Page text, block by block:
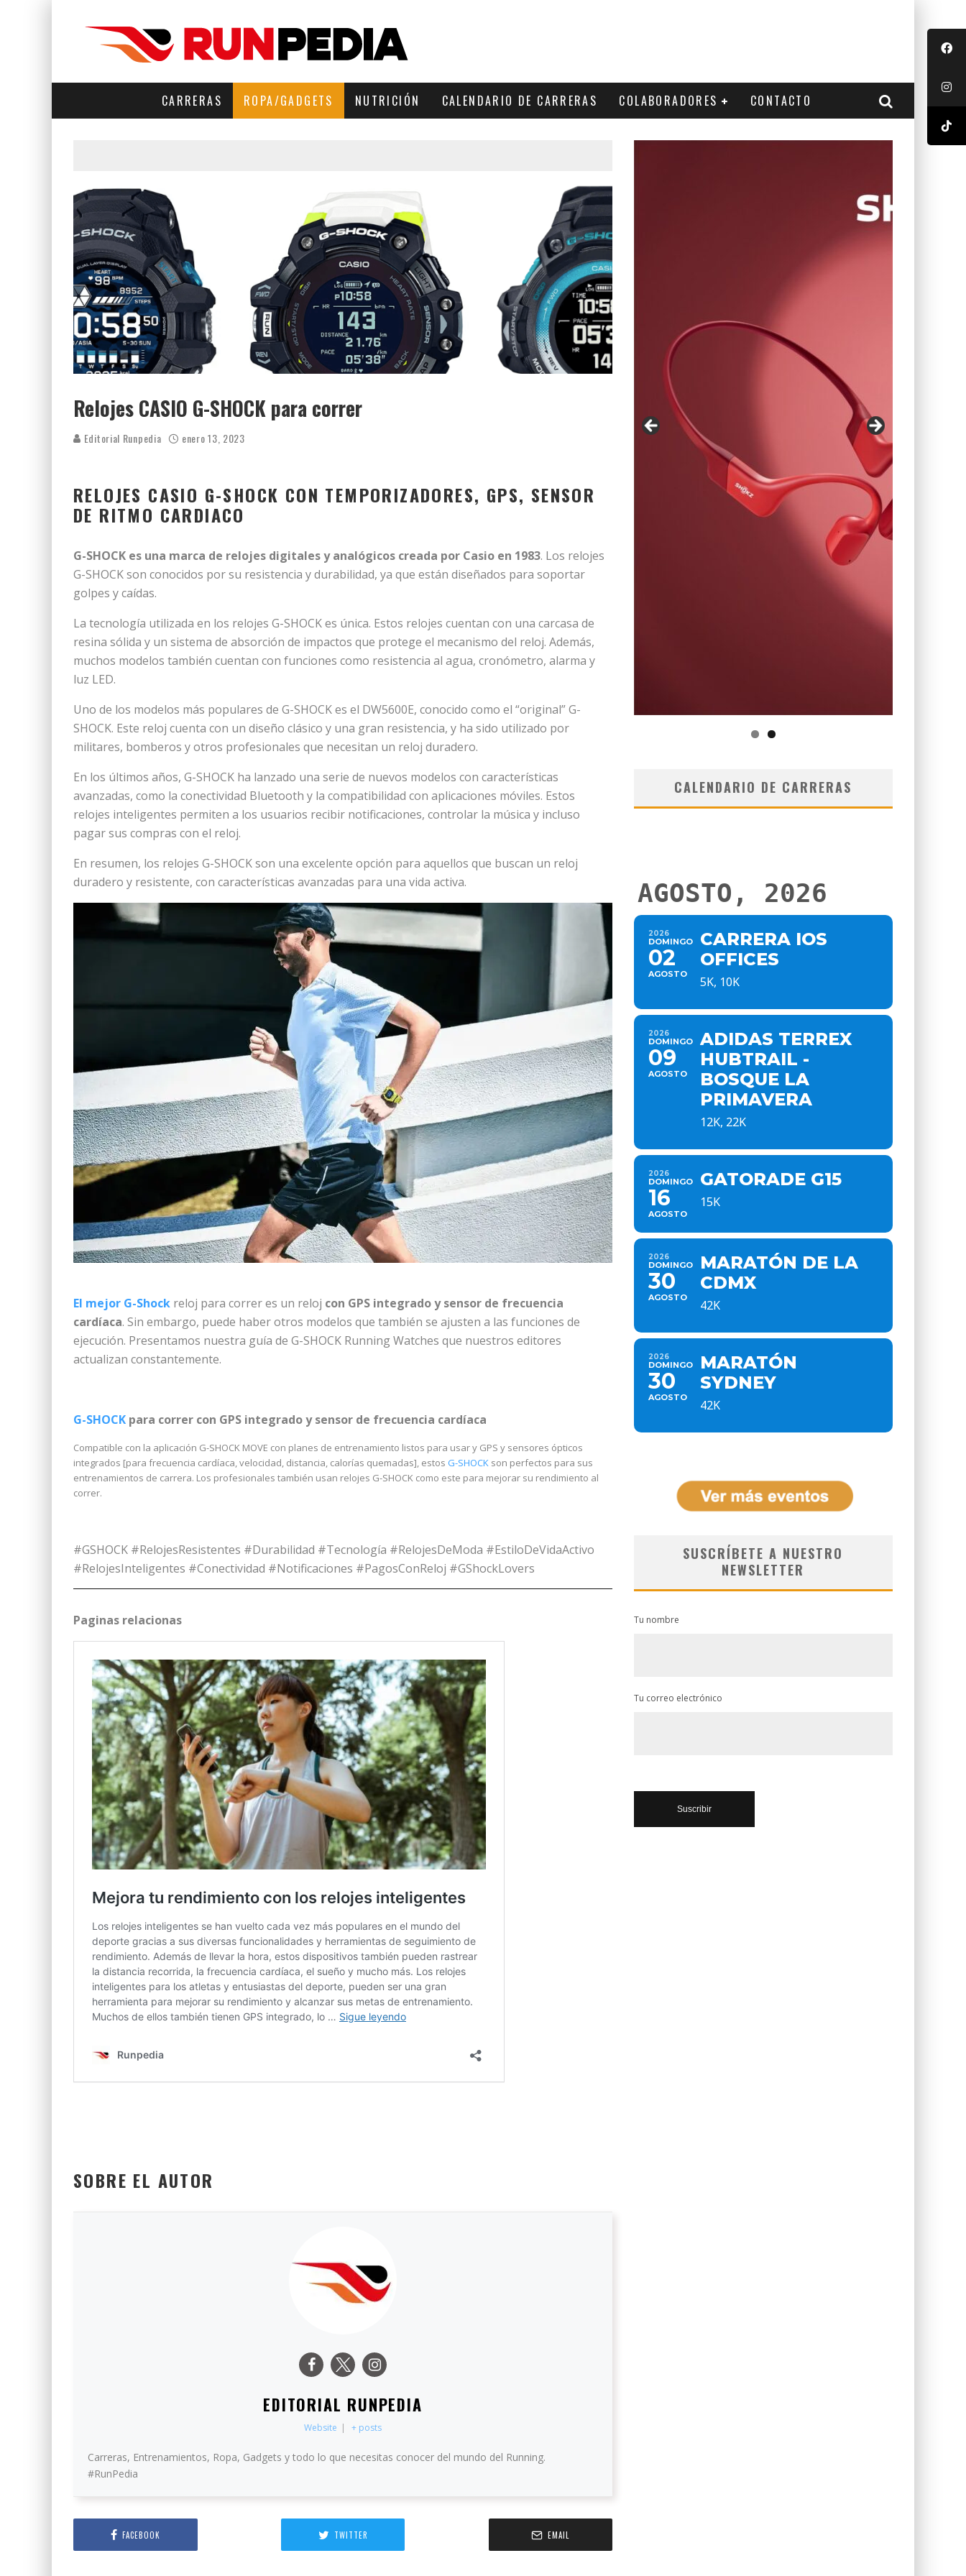
CARRERAS ROPA/GADGETS NUTRICIÓN CALENDARIO DE CARRERAS COLABORADORES CONTACTO
Relojes CASIO G-SHOCK para correr
Editorial Runpedia enero 13, 2023
RELOJES CASIO G-SHOCK CON TEMPORIZADORES, GPS, SENSOR
DE RITMO CARDIACO
G-SHOCK es una marca de relojes digitales y analógicos creada por Casio en 1983. Los relojes
G-SHOCK son conocidos por su resistencia y durabilidad, ya que están diseñados para soportar
golpes y caídas.
La tecnología utilizada en los relojes G-SHOCK es única. Estos relojes cuentan con una carcasa de
resina sólida y un sistema de absorción de impactos que protege el mecanismo del reloj. Además,
muchos modelos también cuentan con funciones como resistencia al agua, cronómetro, alarma y
luz LED.
Uno de los modelos más populares de G-SHOCK es el DW5600E, conocido como el “original” G-
SHOCK. Este reloj cuenta con un diseño clásico y una gran resistencia, y ha sido utilizado por
militares, bomberos y otros profesionales que necesitan un reloj duradero.
En los últimos años, G-SHOCK ha lanzado una serie de nuevos modelos con características
avanzadas, como la conectividad Bluetooth y la compatibilidad con aplicaciones móviles. Estos
relojes inteligentes permiten a los usuarios recibir notificaciones, controlar la música y incluso
pagar sus compras con el reloj.
En resumen, los relojes G-SHOCK son una excelente opción para aquellos que buscan un reloj
duradero y resistente, con características avanzadas para una vida activa.
El mejor G-Shock reloj para correr es un reloj con GPS integrado y sensor de frecuencia
cardíaca. Sin embargo, puede haber otros modelos que también se ajusten a las funciones de
ejecución. Presentamos nuestra guía de G-SHOCK Running Watches que nuestros editores
actualizan constantemente.
G-SHOCK para correr con GPS integrado y sensor de frecuencia cardíaca
Compatible con la aplicación G-SHOCK MOVE con planes de entrenamiento listos para usar y GPS y sensores ópticos
integrados [para frecuencia cardíaca, velocidad, distancia, calorías quemadas], estos G-SHOCK son perfectos para sus
entrenamientos de carrera. Los profesionales también usan relojes G-SHOCK como este para mejorar su rendimiento al
correr.
#GSHOCK #RelojesResistentes #Durabilidad #Tecnología #RelojesDeModa #EstiloDeVidaActivo
#RelojesInteligentes #Conectividad #Notificaciones #PagosConReloj #GShockLovers
Paginas relacionas
SOBRE EL AUTOR
EDITORIAL RUNPEDIA
Website | + posts
Carreras, Entrenamientos, Ropa, Gadgets y todo lo que necesitas conocer del mundo del Running.
#RunPedia
FACEBOOK TWITTER EMAIL
CALENDARIO DE CARRERAS
AGOSTO, 2026
2026
DOMINGO
02
AGOSTO
CARRERA IOS
OFFICES
5K, 10K
2026
DOMINGO
09
AGOSTO
ADIDAS TERREX
HUBTRAIL -
BOSQUE LA
PRIMAVERA
12K, 22K
2026
DOMINGO
16
AGOSTO
GATORADE G15
15K
2026
DOMINGO
30
AGOSTO
MARATÓN DE LA
CDMX
42K
2026
DOMINGO
30
AGOSTO
MARATÓN
SYDNEY
42K
SUSCRÍBETE A NUESTRO
NEWSLETTER
Tu nombre
Tu correo electrónico